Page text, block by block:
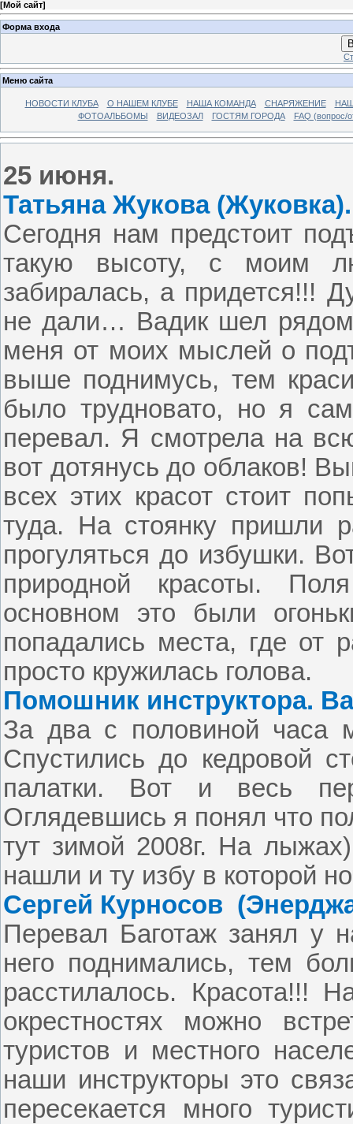
[Мой сайт]
Форма входа
Меню сайта
НОВОСТИ КЛУБА О НАШЕМ КЛУБЕ НАША КОМАНДА СНАРЯЖЕНИЕ
ФОТОАЛЬБОМЫ
ВИДЕОЗАЛ ГОСТЯМ ГОРОДА FAQ (вопрос/
25 июня.
Татьяна Жукова (Жуковка).
Сегодня нам предстоит
такую высоту, с моим
забиралась, а придется!!!
не дали… Вадик шел рядом
меня от моих мыслей о
выше поднимусь, тем
было трудновато, но я
перевал. Я смотрела на
вот дотянусь до облаков!
всех этих красот стоит
туда. На стоянку пришли
прогуляться до избушки.
природной красоты.
основном это были
попадались места, где от
просто кружилась голова.
Помошник инструктора.
За два с половиной часа
Спустились до кедровой
палатки. Вот и весь
Оглядевшись я понял что
тут зимой 2008г. На
нашли и ту избу в которой
Сергей Курносов
Перевал Баготаж занял
него поднимались, тем
расстилалось. Красота!!!
окрестностях можно
туристов и местного
наши инструкторы это
пересекается много